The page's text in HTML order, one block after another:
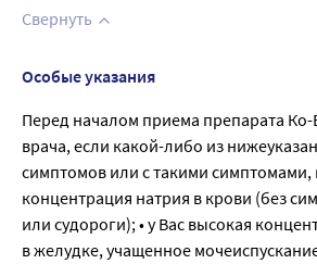
Свернуть
Особые указания
Перед началом приема препарата
врача, если какой-либо из
симптомов или с такими
концентрация натрия в крови (без
или судороги); • у Вас высокая
в желудке, учащенное